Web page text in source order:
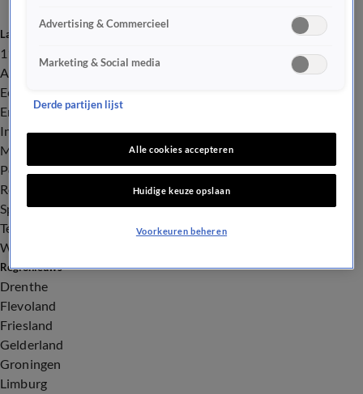
Laatste nieuws
112
Advies & Tips
Economie
Entertainment
Infrastructuur
Milieu en Gezondheid
Politiek
Royalty
Sport
Tech
Weer
Regionieuws
Drenthe
Flevoland
Friesland
Gelderland
Groningen
Limburg
Advertising & Commercieel
Marketing & Social media
Derde partijen lijst
Alle cookies accepteren
Huidige keuze opslaan
Voorkeuren beheren